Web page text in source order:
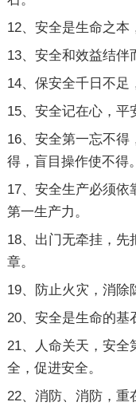
12、安全是生命之本
13、安全和效益结伴
14、保安全千日不足
15、安全记在心，平
16、安全第一忘不得
得，盲目操作使不得。
17、安全生产必须依
第一生产力。
18、出门无牵挂，先
章。
19、防止火灾，消除
20、安全是生命的基
21、人命关天，安全
全，促进安全。
22、消防、消防，重